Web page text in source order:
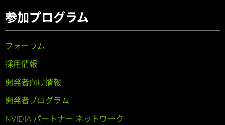
参加プログラム
フォーラム
採用情報
開発者向け情報
開発者プログラム
NVIDIA パートナー ネットワーク